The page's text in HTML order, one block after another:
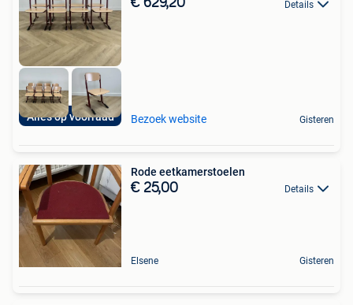
Alles op voorraad
€ 629,20 Details
Bezoek website Gisteren
Rode eetkamerstoelen
€ 25,00 Details
Elsene Gisteren